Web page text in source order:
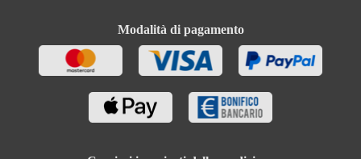
Modalità di pagamento